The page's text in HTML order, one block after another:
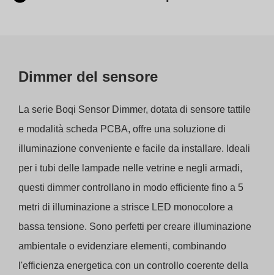
Dimmer del sensore
La serie Boqi Sensor Dimmer, dotata di sensore tattile
e modalità scheda PCBA, offre una soluzione di
illuminazione conveniente e facile da installare. Ideali
per i tubi delle lampade nelle vetrine e negli armadi,
questi dimmer controllano in modo efficiente fino a 5
metri di illuminazione a strisce LED monocolore a
bassa tensione. Sono perfetti per creare illuminazione
ambientale o evidenziare elementi, combinando
l'efficienza energetica con un controllo coerente della